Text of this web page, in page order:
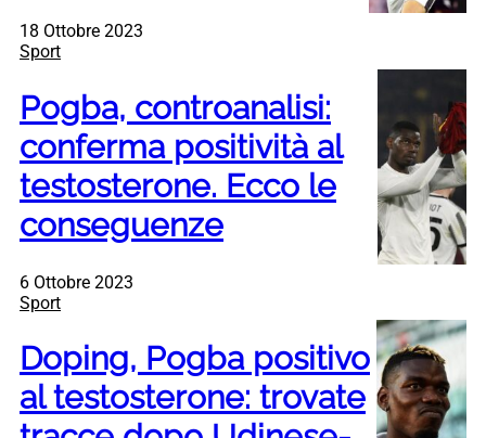
18 Ottobre 2023
Sport
Pogba, controanalisi:
conferma positività al
testosterone. Ecco le
conseguenze
6 Ottobre 2023
Sport
Doping, Pogba positivo
al testosterone: trovate